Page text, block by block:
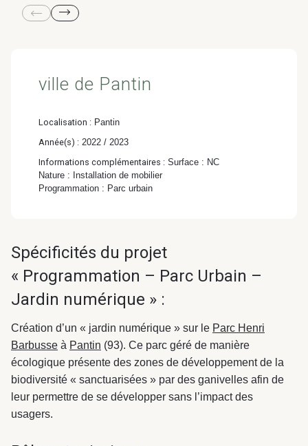
& Transition
Gondwana –
Biodiversité & Génie
Gondwana –
Quartier
Pharmaceutique
ville de Pantin
Localisation : Pantin
Année(s) : 2022 / 2023
Informations complémentaires : Surface : NC
Nature : Installation de mobilier
Programmation : Parc urbain
Spécificités du projet
« Programmation – Parc Urbain –
Jardin numérique » :
Création d’un « jardin numérique » sur le Parc Henri
Barbusse à Pantin (93). Ce parc géré de manière
écologique présente des zones de développement de la
biodiversité « sanctuarisées » par des ganivelles afin de
leur permettre de se développer sans l’impact des
usagers.